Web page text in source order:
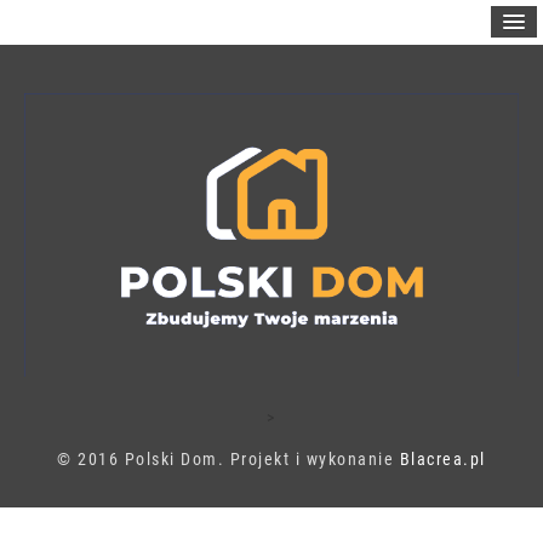
© 2016 Polski Dom. Projekt i wykonanie Blacrea.pl